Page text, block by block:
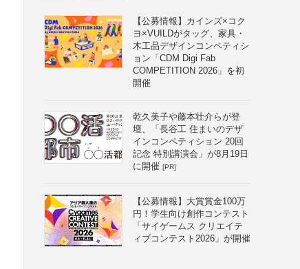
【公募情報】カインズ×コク
ヨ×VUILDがタッグ、家具・
木工品デザインコンペティシ
ョン「CDM Digi Fab
COMPETITION 2026」を初
開催
乾久美子や藤本壮介らが登
壇、「長谷工 住まいのデザ
インコンペティション 20回
記念 特別講演会」が8月19日
に開催 [PR]
【公募情報】大賞賞金100万
円！学生向け創作コンテスト
「サイゲームス クリエイテ
ィブコンテスト2026」が開催